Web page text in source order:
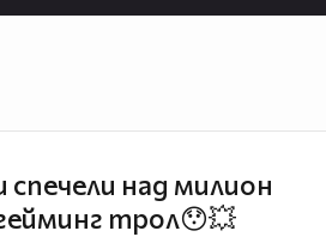
над милион
трол😯💥